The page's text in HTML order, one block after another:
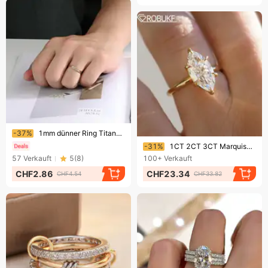
Endet bald!
-37% 1mm dünner Ring Titanstahl glatter Ring weibliche einfache Persönlichkeit schlichter Ring weiblicher Ring Paarring
57 Verkauft 5(8)
CHF2.86 CHF4.54
Endet bald!
-31%
1CT 2CT 3CT Marquise-Schliff Solitär Moissanit Verlobungsring für Damen 925 Sterling Silber 6-Krappen-Ehering mit
100+ Verkauft
CHF23.34 CHF33.82